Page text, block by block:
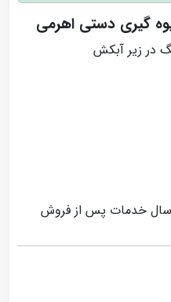
گیری دستی اهرمی
در زیر آبکش